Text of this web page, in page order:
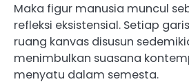
Maka figur manusia muncul
refleksi eksistensial. Setiap
ruang kanvas disusun
menimbulkan suasana
menyatu dalam semesta.